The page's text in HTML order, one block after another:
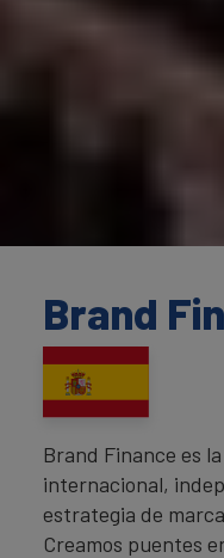
Brand
Brand Finance es
internacional,
estrategia de
Creamos puentes